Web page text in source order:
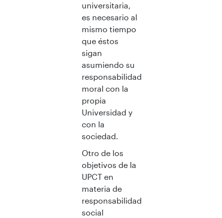
universitaria,
es necesario al
mismo tiempo
que éstos
sigan
asumiendo su
responsabilidad
moral con la
propia
Universidad y
con la
sociedad.
Otro de los
objetivos de la
UPCT en
materia de
responsabilidad
social